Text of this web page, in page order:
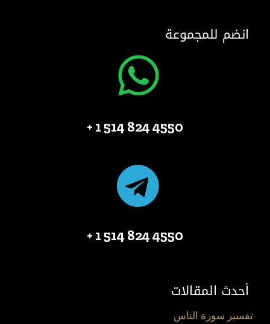
انضم للمجموعة
4550 824 514 1 +
4550 824 514 1 +
أحدث المقالات
تفسير سورة الناس